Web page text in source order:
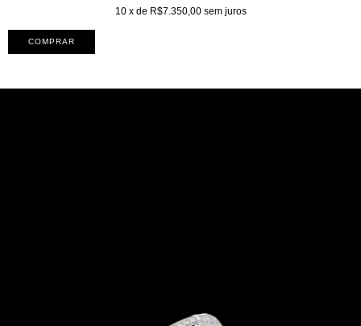
10 x de R$7.350,00 sem juros